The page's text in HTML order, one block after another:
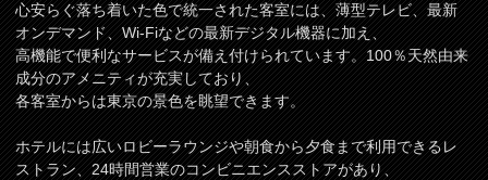
心安らぐ落ち着いた色で統一された客室には、薄型テレビ、最新
オンデマンド、Wi-Fiなどの最新デジタル機器に加え、
高機能で便利なサービスが備え付けられています。100％天然由来
成分のアメニティが充実しており、
各客室からは東京の景色を眺望できます。
ホテルには広いロビーラウンジや朝食から夕食まで利用できるレ
ストラン、24時間営業のコンビニエンスストアがあり、